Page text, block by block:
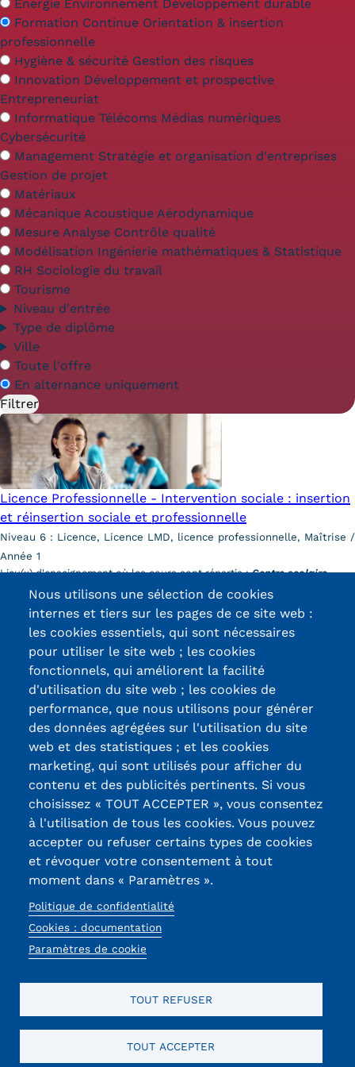
l'Expérience (VAE)
Validation des études
supérieures (VES)
Validation des acquis
professionnels et personnels
Infos pratiques
Discrimination/égalité/mixité
Témoignages
Statistiques
Lexique
Téléchargements
Qualiopi
Le Cnam ICSV
Erasmus
Règlement intérieur
Infos élèves
Modalités d'inscription
Tarifs
Modalités de financement
Infos entreprises
Former ses salariés
Accueillir un alternant ?
Taxe d'apprentissage
Infos enseignants
Infos partenaires
Liste des partenaires
Énergie Environnement Développement durable
Formation Continue Orientation & insertion
professionnelle
Hygiène & sécurité Gestion des risques
Innovation Développement et prospective
Entrepreneuriat
Informatique Télécoms Médias numériques
Cybersécurité
Management Stratégie et organisation d'entreprises
Gestion de projet
Matériaux
Mécanique Acoustique Aérodynamique
Mesure Analyse Contrôle qualité
Modélisation Ingénierie mathématiques & Statistique
RH Sociologie du travail
Tourisme
Niveau d'entrée
Type de diplôme
Ville
En
alternance
Toute l'offre
En alternance uniquement
Licence Professionnelle - Intervention sociale : insertion
et réinsertion sociale et professionnelle
Niveau 6 : Licence, Licence LMD, licence professionnelle, Maîtrise /
Année 1
Lieu(x) d'enseignement où les cours sont répartis :Centre scolaire
Notre Dame de Nevers
Découvrir cette formation
13, Rue Ernest
Thierry-Mieg
90010 BELFORT
Cedex
03 84 58 33 10
Réseaux
sociaux
Certifications /
Labels qualité
RGPD
Nous utilisons une sélection de cookies
internes et tiers sur les pages de ce site web :
les cookies essentiels, qui sont nécessaires
pour utiliser le site web ; les cookies
fonctionnels, qui améliorent la facilité
d'utilisation du site web ; les cookies de
performance, que nous utilisons pour générer
des données agrégées sur l'utilisation du site
web et des statistiques ; et les cookies
marketing, qui sont utilisés pour afficher du
contenu et des publicités pertinents. Si vous
choisissez « TOUT ACCEPTER », vous consentez
à l'utilisation de tous les cookies. Vous pouvez
accepter ou refuser certains types de cookies
et révoquer votre consentement à tout
moment dans « Paramètres ».
Politique de confidentialité
Cookies : documentation
Paramètres de cookie
TOUT REFUSER
TOUT ACCEPTER